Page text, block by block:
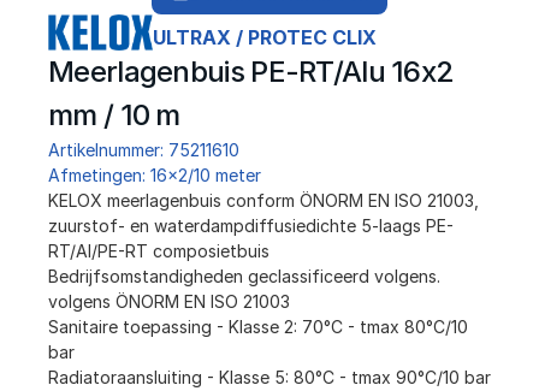
ULTRAX / PROTEC CLIX
Meerlagenbuis PE-RT/Alu 16x2
mm / 10 m
Artikelnummer: 75211610
Afmetingen: 16x2/10 meter
﻿KELOX meerlagenbuis conform ÖNORM EN ISO 21003,
zuurstof- en waterdampdiffusiedichte 5-laags PE-
RT/Al/PE-RT composietbuis
Bedrijfsomstandigheden geclassificeerd volgens.
volgens ÖNORM EN ISO 21003
Sanitaire toepassing - Klasse 2: 70°C - tmax 80°C/10
bar